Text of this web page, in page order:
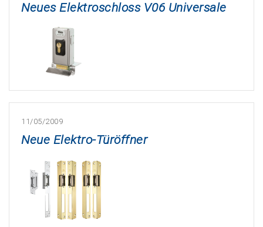
Neues Elektroschloss V06 Universale
11/05/2009
Neue Elektro-Türöffner